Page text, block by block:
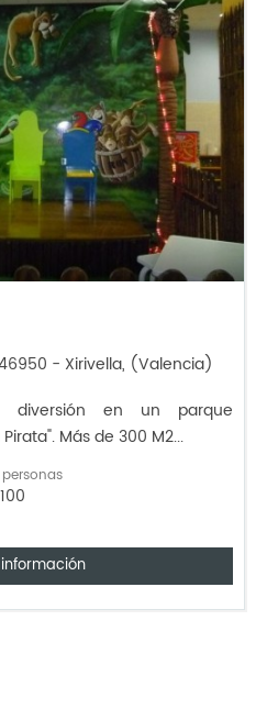
- Xirivella, (Valencia)
en un parque
Más de 300 M2...
personas
100